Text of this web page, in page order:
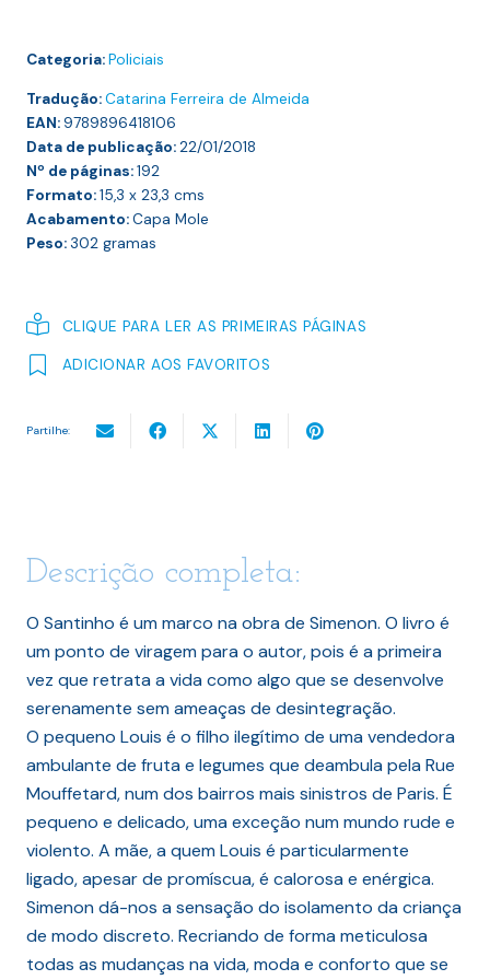
Categoria:Policiais
Tradução:Catarina Ferreira de Almeida
EAN:9789896418106
Data de publicação:22/01/2018
Nº de páginas:192
Formato:15,3 x 23,3 cms
Acabamento:Capa Mole
Peso:302 gramas
CLIQUE PARA LER AS PRIMEIRAS PÁGINAS
ADICIONAR AOS FAVORITOS
Partilhe:
Descrição completa:
O Santinho é um marco na obra de Simenon. O livro é
um ponto de viragem para o autor, pois é a primeira
vez que retrata a vida como algo que se desenvolve
serenamente sem ameaças de desintegração.
O pequeno Louis é o filho ilegítimo de uma vendedora
ambulante de fruta e legumes que deambula pela Rue
Mouffetard, num dos bairros mais sinistros de Paris. É
pequeno e delicado, uma exceção num mundo rude e
violento. A mãe, a quem Louis é particularmente
ligado, apesar de promíscua, é calorosa e enérgica.
Simenon dá-nos a sensação do isolamento da criança
de modo discreto. Recriando de forma meticulosa
todas as mudanças na vida, moda e conforto que se